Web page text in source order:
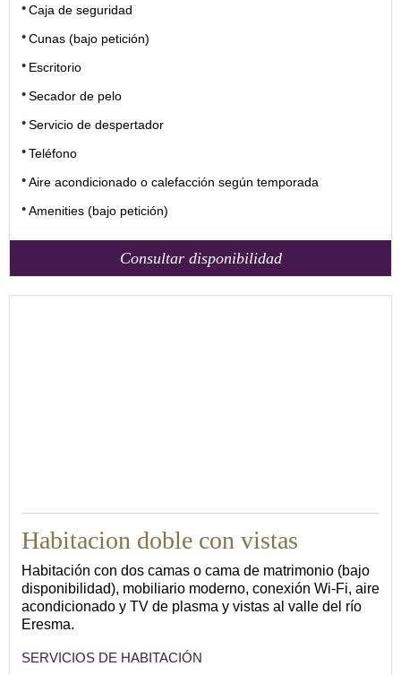
Caja de seguridad
Cunas (bajo petición)
Escritorio
Secador de pelo
Servicio de despertador
Teléfono
Aire acondicionado o calefacción según temporada
Amenities (bajo petición)
Consultar disponibilidad
Habitacion doble con vistas
Habitación con dos camas o cama de matrimonio (bajo
disponibilidad), mobiliario moderno, conexión Wi-Fi, aire
acondicionado y TV de plasma y vistas al valle del río
Eresma.
SERVICIOS DE HABITACIÓN